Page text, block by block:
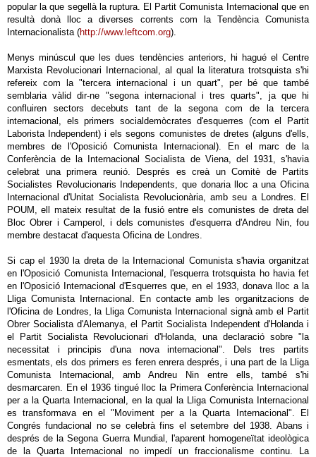
popular la que segellà la ruptura. El Partit Comunista Internacional que en
resultà donà lloc a diverses corrents com la Tendència Comunista
Internacionalista (http://www.leftcom.org).
Menys minúscul que les dues tendències anteriors, hi hagué el Centre
Marxista Revolucionari Internacional, al qual la literatura trotsquista s'hi
refereix com la "tercera internacional i un quart", per bé que també
semblaria vàlid dir-ne "segona internacional i tres quarts", ja que hi
confluiren sectors decebuts tant de la segona com de la tercera
internacional, els primers socialdemòcrates d'esquerres (com el Partit
Laborista Independent) i els segons comunistes de dretes (alguns d'ells,
membres de l'Oposició Comunista Internacional). En el marc de la
Conferència de la Internacional Socialista de Viena, del 1931, s'havia
celebrat una primera reunió. Després es creà un Comitè de Partits
Socialistes Revolucionaris Independents, que donaria lloc a una Oficina
Internacional d'Unitat Socialista Revolucionària, amb seu a Londres. El
POUM, ell mateix resultat de la fusió entre els comunistes de dreta del
Bloc Obrer i Camperol, i dels comunistes d'esquerra d'Andreu Nin, fou
membre destacat d'aquesta Oficina de Londres.
Si cap el 1930 la dreta de la Internacional Comunista s'havia organitzat
en l'Oposició Comunista Internacional, l'esquerra trotsquista ho havia fet
en l'Oposició Internacional d'Esquerres que, en el 1933, donava lloc a la
Lliga Comunista Internacional. En contacte amb les organitzacions de
l'Oficina de Londres, la Lliga Comunista Internacional signà amb el Partit
Obrer Socialista d'Alemanya, el Partit Socialista Independent d'Holanda i
el Partit Socialista Revolucionari d'Holanda, una declaració sobre "la
necessitat i principis d'una nova internacional". Dels tres partits
esmentats, els dos primers es feren enrera després, i una part de la Lliga
Comunista Internacional, amb Andreu Nin entre ells, també s'hi
desmarcaren. En el 1936 tingué lloc la Primera Conferència Internacional
per a la Quarta Internacional, en la qual la Lliga Comunista Internacional
es transformava en el "Moviment per a la Quarta Internacional". El
Congrés fundacional no se celebrà fins el setembre del 1938. Abans i
després de la Segona Guerra Mundial, l'aparent homogeneïtat ideològica
de la Quarta Internacional no impedí un fraccionalisme continu. La